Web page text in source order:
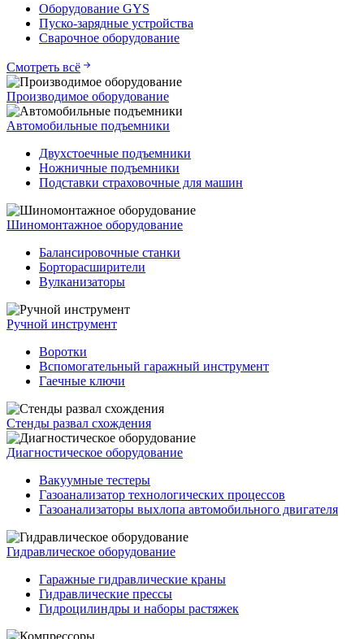
Оборудование GYS
Пуско-зарядные устройства
Сварочное оборудование
Смотреть всё
Производимое оборудование
Автомобильные подъемники
Двухстоечные подъемники
Ножничные подъемники
Подставки страховочные для машин
Шиномонтажное оборудование
Балансировочные станки
Борторасширители
Вулканизаторы
Ручной инструмент
Воротки
Вспомогательный гаражный инструмент
Гаечные ключи
Стенды развал схождения
Диагностическое оборудование
Вакуумные тестеры
Газоанализатор технологических процессов
Газоанализаторы выхлопа автомобильного двигателя
Гидравлическое оборудование
Гаражные гидравлические краны
Гидравлические прессы
Гидроцилиндры и наборы растяжек